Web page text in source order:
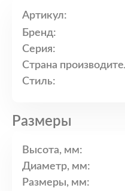
Артикул:
Бренд:
Серия:
Страна
Стиль:
Размеры
Высота, мм:
Диаметр, мм:
Размеры, мм: